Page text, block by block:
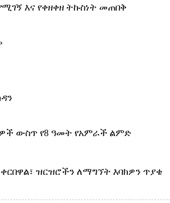
እና የቀዘቀዘ ትኩስነት መጠበቅ
ውስጥ የ8 ዓመት የአምራች ልምድ
ዝርዝሮችን ለማግኘት እባክዎን ጥያቄ